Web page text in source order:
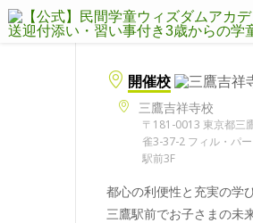
開催校
三鷹吉祥寺校
〒181-0013 東京都三
雀3-37-2 フィル・パ
駅前3F
都心の利便性と充実の学
三鷹駅前でお子さまの未